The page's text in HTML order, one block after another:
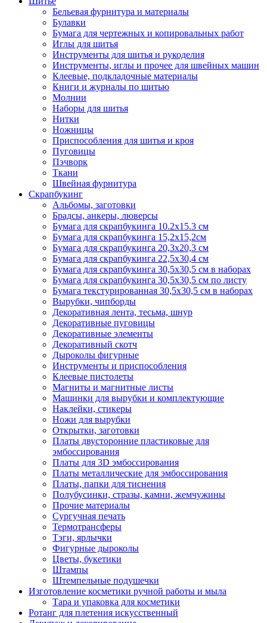
Бельевая фурнитура и материалы
Булавки
Бумага для чертежных и копировальных работ
Иглы для шитья
Инструменты для шитья и рукоделия
Инструменты, иглы и прочее для швейных машин
Клеевые, подкладочные материалы
Книги и журналы по шитью
Молнии
Наборы для шитья
Нитки
Ножницы
Приспособления для шитья и кроя
Пуговицы
Пэчворк
Ткани
Швейная фурнитура
Скрапбукинг
Альбомы, заготовки
Брадсы, анкеры, люверсы
Бумага для скрапбукинга 10.2х15.3 см
Бумага для скрапбукинга 15,2х15,2см
Бумага для скрапбукинга 20,3х20,3 см
Бумага для скрапбукинга 22,5х30,4 см
Бумага для скрапбукинга 30,5х30,5 см в наборах
Бумага для скрапбукинга 30,5х30,5 см по листу
Бумага текстурированная 30,5х30,5 см в наборах
Вырубки, чипборды
Декоративная лента, тесьма, шнур
Декоративные пуговицы
Декоративные элементы
Декоративный скотч
Дыроколы фигурные
Инструменты и приспособления
Клеевые пистолеты
Магниты и магнитные листы
Машинки для вырубки и комплектующие
Наклейки, стикеры
Ножи для вырубки
Открытки, заготовки
Платы двусторонние пластиковые для
эмбоссирования
Платы для 3D эмбоссирования
Платы металлические для эмбоссирования
Платы, папки для тиснения
Полубусинки, стразы, камни, жемчужины
Прочие материалы
Сургучная печать
Термотрансферы
Тэги, ярлычки
Фигурные дыроколы
Цветы, букетики
Штампы
Штемпельные подушечки
Изготовление косметики ручной работы и мыла
Тара и упаковка для косметики
Ротанг для плетения искусственный